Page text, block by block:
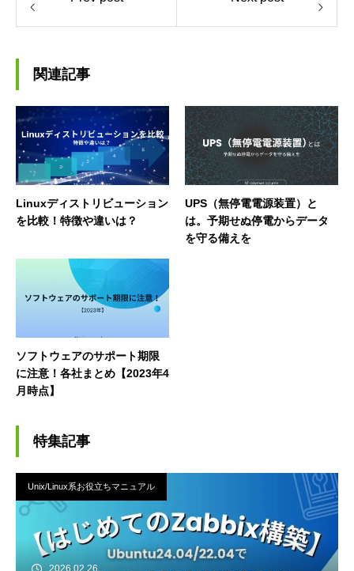
関連記事
Linuxディストリビューション
を比較！特徴や違いは？
UPS（無停電電源装置）と
は。予期せぬ停電からデータ
を守る備えを
ソフトウェアのサポート期限
に注意！各社まとめ【2023年4
月時点】
特集記事
Unix/Linux系お役立ちマニュアル
2026.02.26